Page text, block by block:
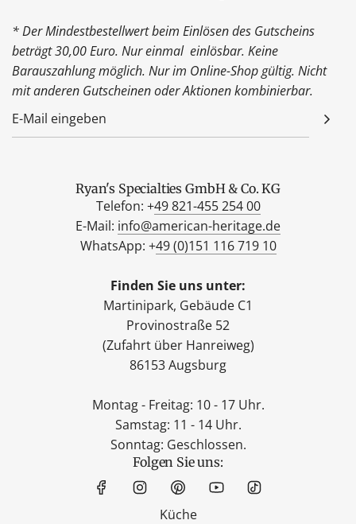
* Der Mindestbestellwert beim Einlösen des Gutscheins
beträgt 30,00 Euro. Nur einmal einlösbar. Keine
Barauszahlung möglich. Nur im Online-Shop gültig. Nicht
mit anderen Gutscheinen oder Aktionen kombinierbar.
Ryan's Specialties GmbH & Co. KG
Telefon: +49 821-455 254 00
E-Mail: info@american-heritage.de
WhatsApp: +49 (0)151 116 719 10
Finden Sie uns unter:
Martinipark, Gebäude C1
Provinostraße 52
(Zufahrt über Hanreiweg)
86153 Augsburg
Montag - Freitag: 10 - 17 Uhr.
Samstag: 11 - 14 Uhr.
Sonntag: Geschlossen.
Folgen Sie uns:
Küche